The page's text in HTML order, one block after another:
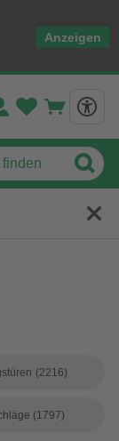
Anzeigen
(2216)
(1797)